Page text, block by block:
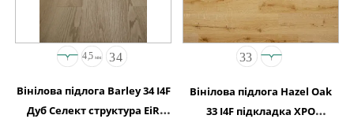
Вінілова підлога Barley 34 I4F
Дуб Селект структура EiR
Вінілова підлога Hazel Oak
33 I4F підкладка XPO